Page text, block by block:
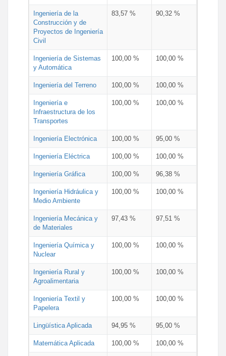
Ingeniería de la
Construcción y de
Proyectos de Ingeniería
Civil
83,57 % 90,32 %
Ingeniería de Sistemas
y Automática
100,00 % 100,00 %
Ingeniería del Terreno 100,00 % 100,00 %
Ingeniería e
Infraestructura de los
Transportes
100,00 % 100,00 %
Ingeniería Electrónica 100,00 % 95,00 %
Ingeniería Eléctrica 100,00 % 100,00 %
Ingeniería Gráfica 100,00 % 96,38 %
Ingeniería Hidráulica y
Medio Ambiente
100,00 % 100,00 %
Ingeniería Mecánica y
de Materiales
97,43 % 97,51 %
Ingeniería Química y
Nuclear
100,00 % 100,00 %
Ingeniería Rural y
Agroalimentaria
100,00 % 100,00 %
Ingeniería Textil y
Papelera
100,00 % 100,00 %
Lingüística Aplicada 94,95 % 95,00 %
Matemática Aplicada 100,00 % 100,00 %